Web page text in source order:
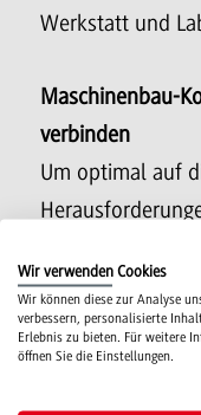
Werkstatt und
Maschinenbau-
verbinden
Um optimal auf
zu sein,
breites
Maschinenbaus.
Studienjahr für
Wir verwenden Cookies
Wir können diese zur Analyse
verbessern, personalisierte
Erlebnis zu bieten. Für weitere
öffnen Sie die Einstellungen.